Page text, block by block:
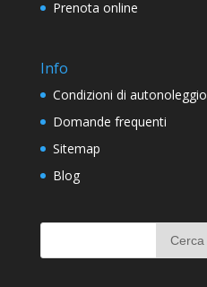
Prenota online
Info
Condizioni di autonoleggio
Domande frequenti
Sitemap
Blog